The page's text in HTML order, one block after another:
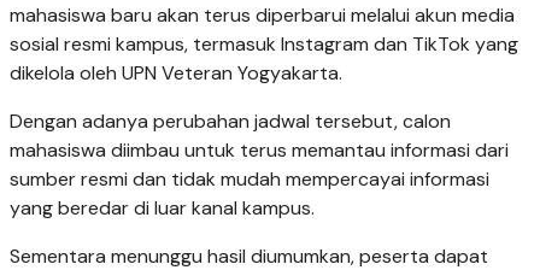
mahasiswa baru akan terus diperbarui melalui akun media
sosial resmi kampus, termasuk Instagram dan TikTok yang
dikelola oleh UPN Veteran Yogyakarta.
Dengan adanya perubahan jadwal tersebut, calon
mahasiswa diimbau untuk terus memantau informasi dari
sumber resmi dan tidak mudah mempercayai informasi
yang beredar di luar kanal kampus.
Sementara menunggu hasil diumumkan, peserta dapat